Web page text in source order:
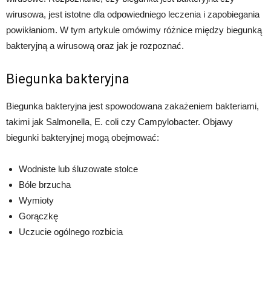
wirusowa, jest istotne dla odpowiedniego leczenia i zapobiegania
powikłaniom. W tym artykule omówimy różnice między biegunką
bakteryjną a wirusową oraz jak je rozpoznać.
Biegunka bakteryjna
Biegunka bakteryjna jest spowodowana zakażeniem bakteriami,
takimi jak Salmonella, E. coli czy Campylobacter. Objawy
biegunki bakteryjnej mogą obejmować:
Wodniste lub śluzowate stolce
Bóle brzucha
Wymioty
Gorączkę
Uczucie ogólnego rozbicia